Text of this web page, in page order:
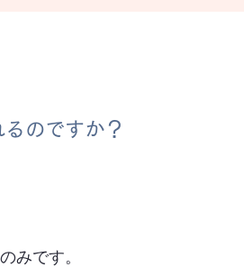
のですか？
みです。